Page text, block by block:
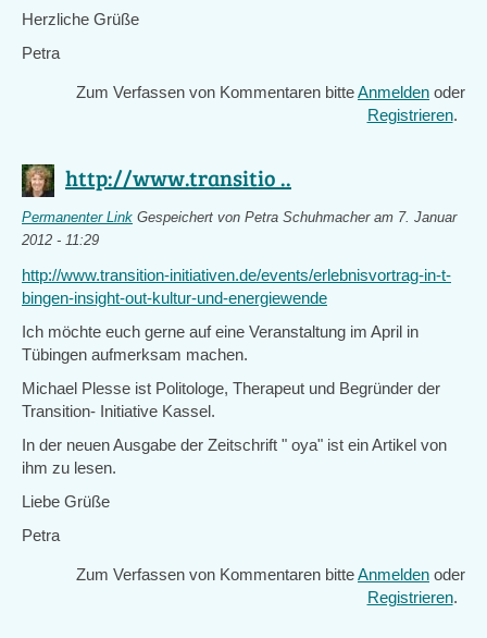
Herzliche Grüße
Petra
Zum Verfassen von Kommentaren bitteAnmelden oder
Registrieren.
http://www.transitio ..
Permanenter Link Gespeichert von Petra Schuhmacheram 7. Januar
2012 - 11:29
http://www.transition-initiativen.de/events/erlebnisvortrag-in-t-
bingen-insight-out-kultur-und-energiewende
Ich möchte euch gerne auf eine Veranstaltung im April in
Tübingen aufmerksam machen.
Michael Plesse ist Politologe, Therapeut und Begründer der
Transition- Initiative Kassel.
In der neuen Ausgabe der Zeitschrift " oya" ist ein Artikel von
ihm zu lesen.
Liebe Grüße
Petra
Zum Verfassen von Kommentaren bitteAnmelden oder
Registrieren.